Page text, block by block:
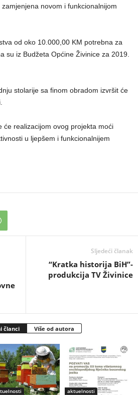
novom i funkcionalnijom
od oko 10.000,00 KM potrebna za
su iz Budžeta Općine Živinice za 2019.
stolarije sa finom obradom izvršit će
će realizacijom ovog projekta moći
u ljepšem i funkcionalnijem
Sljedeći članak
“Kratka historija BiH”-
produkcija TV Živinice
članci Više od autora
aktuelnosti